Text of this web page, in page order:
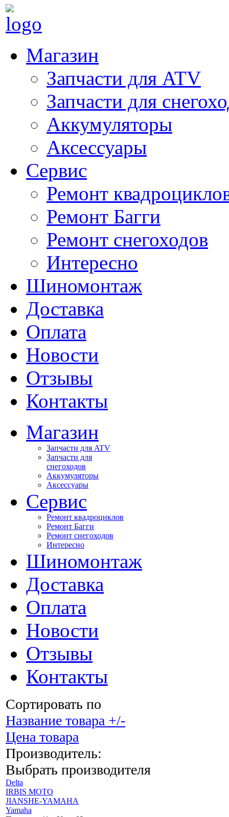
Магазин
Запчасти для ATV
Запчасти для
Аккумуляторы
Аксессуары
Сервис
Ремонт
Ремонт Багги
Ремонт снегоходов
Интересно
Шиномонтаж
Доставка
Оплата
Новости
Отзывы
Контакты
Магазин
Запчасти для ATV
Запчасти для
снегоходов
Аккумуляторы
Аксессуары
Сервис
Ремонт квадроциклов
Ремонт Багги
Ремонт снегоходов
Интересно
Шиномонтаж
Доставка
Оплата
Новости
Отзывы
Контакты
Сортировать по
Название товара +/-
Цена товара
Производитель:
Выбрать производителя
Delta
IRBIS MOTO
JIANSHE-YAMAHA
Yamaha